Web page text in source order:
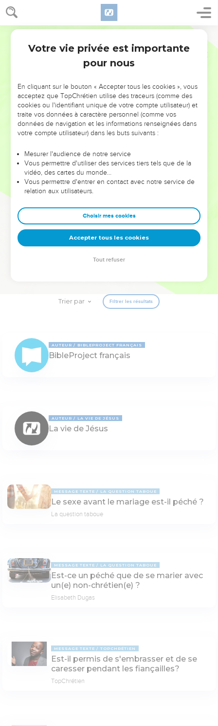
NE MANQUEZ PAS L’ÉVÉNEMENT
DE L’ANNÉE !
ET SI LEURS ERREURS POUVAIENT VOUS ÉVITER LES
VOTRES ?
leur foi ou leur vision. Mais on voit moins les doutes, les erreurs
et les saisons difficiles qu'ils ont traversés, alors même que ce
sont elles qui les ont façonnés.
Dans cette conférence, leaders, entrepreneurs, et responsables
clés pour avancer avec plus de sagesse afin que leurs erreurs
deviennent vos tremplins. Que vous guidiez un ministère, une
équipe, un groupe ou une famille, leur expérience est faite
pour vous.
Trier par Filtrer les résultats
AUTEUR BIBLEPROJECT FRANÇAIS
BibleProject français
AUTEUR LA VIE DE JÉSUS
La vie de Jésus
MESSAGE TEXTE LA QUESTION TABOUE
Le sexe avant le mariage est-il péché ?
La question taboue
MESSAGE TEXTE LA QUESTION TABOUE
Est-ce un péché que de se marier avec
un(e) non-chrétien(e) ?
Elisabeth Dugas
MESSAGE TEXTE TOPCHRÉTIEN
Est-il permis de s'embrasser et de se
caresser pendant les fiançailles?
TopChrétien
Votre vie privée est importante
pour nous
En cliquant sur le bouton « Accepter tous les cookies », vous
acceptez que TopChrétien utilise des traceurs (comme des
cookies ou l'identifiant unique de votre compte utilisateur) et
traite vos données à caractère personnel (comme vos
données de navigation et les informations renseignées dans
votre compte utilisateur) dans les buts suivants :
Mesurer l'audience de notre service
Vous permettre d'utiliser des services tiers tels que de la
vidéo, des cartes du monde…
Vous permettre d'entrer en contact avec notre service de
relation aux utilisateurs.
Choisir mes cookies
Accepter tous les cookies
Tout refuser